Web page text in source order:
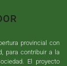
provincial con
para contribuir a la
El proyecto